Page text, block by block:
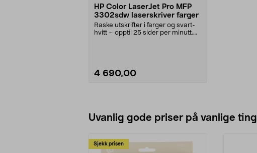
HP Color LaserJet Pro MFP
3302sdw laserskriver farger
Raske utskrifter i farger og svart-
hvitt – opptil 25 sider per minutt.
4 690,00
Uvanlig gode priser på vanlige ting
Sjekk prisen